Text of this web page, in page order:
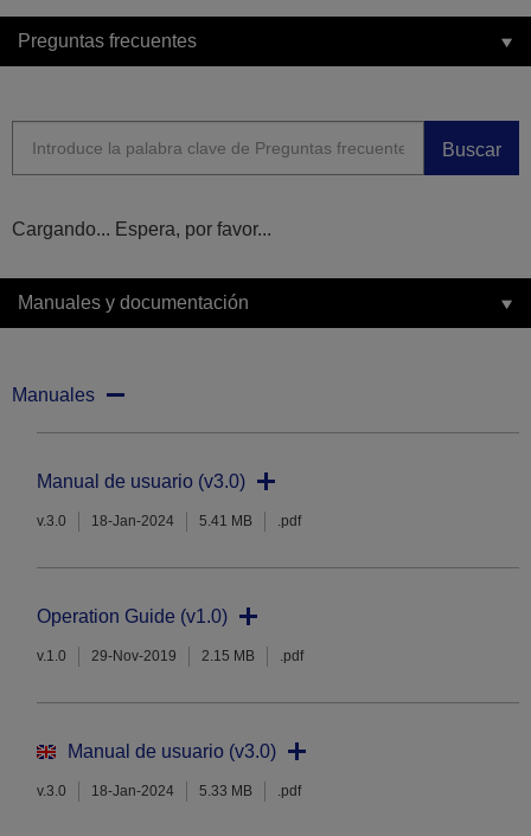
Preguntas frecuentes
Buscar
Cargando... Espera, por favor...
Manuales y documentación
Manuales
Manual de usuario (v3.0)
v.3.0 18-Jan-2024 5.41 MB .pdf
Operation Guide (v1.0)
v.1.0 29-Nov-2019 2.15 MB .pdf
Manual de usuario (v3.0)
v.3.0 18-Jan-2024 5.33 MB .pdf